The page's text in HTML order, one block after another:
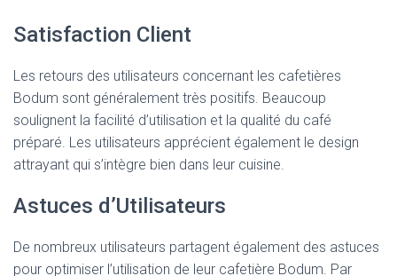
Satisfaction Client
Les retours des utilisateurs concernant les cafetières
Bodum sont généralement très positifs. Beaucoup
soulignent la facilité d’utilisation et la qualité du café
préparé. Les utilisateurs apprécient également le design
attrayant qui s’intègre bien dans leur cuisine.
Astuces d’Utilisateurs
De nombreux utilisateurs partagent également des astuces
pour optimiser l’utilisation de leur cafetière Bodum. Par